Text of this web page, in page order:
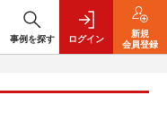
事例を探す ログイン
新規
会員登録